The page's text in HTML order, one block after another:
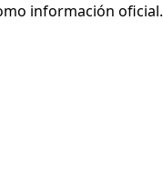
información oficial.